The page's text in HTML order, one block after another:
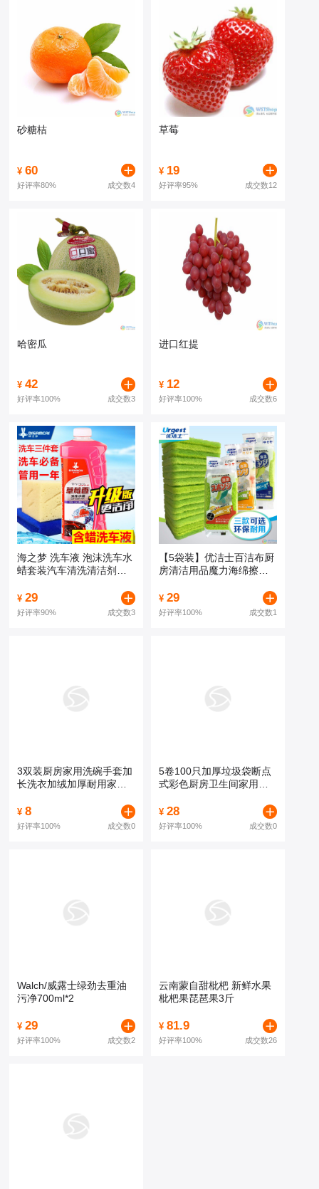
砂糖桔
¥60
好评率80% 成交数4
草莓
¥ 19
好评率95% 成交数12
哈密瓜
¥42
好评率100% 成交数3
进口红提
¥ 12
好评率100% 成交数6
海之梦 洗车液 泡沫洗车水
蜡套装汽车清洗清洁剂去
¥29
好评率90% 成交数3
【5袋装】优洁士百洁布厨
房清洁用品魔力海绵擦清
¥ 29
好评率100% 成交数1
3双装厨房家用洗碗手套加
长洗衣加绒加厚耐用家务
¥8
好评率100% 成交数0
5卷100只加厚垃圾袋断点
式彩色厨房卫生间家用塑
¥ 28
好评率100% 成交数0
Walch/威露士绿劲去重油
污净700ml*2
¥29
好评率100% 成交数2
云南蒙自甜枇杷 新鲜水果
枇杷果琵琶果3斤
¥ 81.9
好评率100% 成交数26